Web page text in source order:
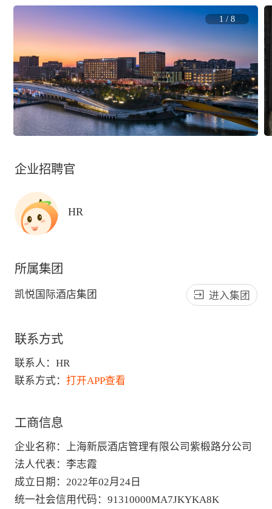
1/ 8
企业招聘官
HR
所属集团
凯悦国际酒店集团 进入集团
联系方式
联系人： HR
联系方式： 打开APP查看
工商信息
企业名称 ： 上海新辰酒店管理有限公司紫椴路分公司
法人代表 ： 李志霞
成立日期 ： 2022年02月24日
统一社会信用代码 ： 91310000MA7JKYKA8K